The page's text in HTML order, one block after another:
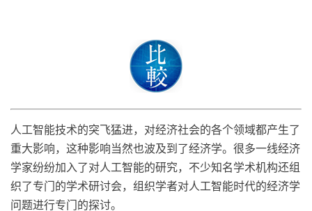
人工智能技术的突飞猛进，对经济社会的各个领域都产生了
重大影响，这种影响当然也波及到了经济学。很多一线经济
学家纷纷加入了对人工智能的研究，不少知名学术机构还组
织了专门的学术研讨会，组织学者对人工智能时代的经济学
问题进行专门的探讨。